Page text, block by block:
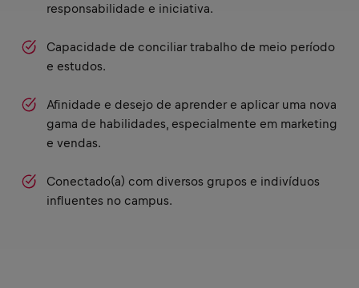
responsabilidade e iniciativa.
Capacidade de conciliar trabalho de meio período
e estudos.
Afinidade e desejo de aprender e aplicar uma nova
gama de habilidades, especialmente em marketing
e vendas.
Conectado(a) com diversos grupos e indivíduos
influentes no campus.